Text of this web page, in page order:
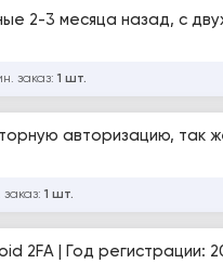
2-3 месяца назад, с
заказ: 1 шт.
авторизацию, так
1 шт.
2FA | Год регистрации: